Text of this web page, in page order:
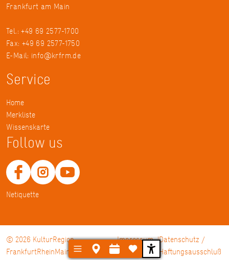
Frankfurt am Main
Tel.: +49 69 2577-1700
Fax: +49 69 2577-1750
E-Mail: info@krfrm.de
Service
Home
Merkliste
Wissenskarte
Follow us
Netiquette
© 2026 KulturRegion
FrankfurtRheinMain gGmbH
Impressum Datenschutz /
Haftungsausschluß